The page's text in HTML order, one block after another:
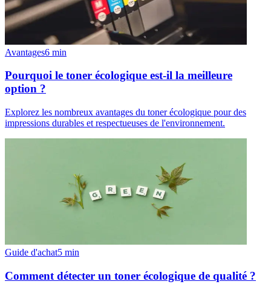
Avantages6 min
Pourquoi le toner écologique est-il la meilleure
option ?
Explorez les nombreux avantages du toner écologique pour des
impressions durables et respectueuses de l'environnement.
Guide d'achat5 min
Comment détecter un toner écologique de qualité ?